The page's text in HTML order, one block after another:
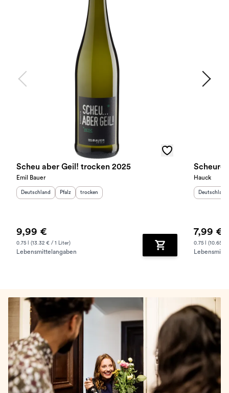
Scheu aber Geil! trocken 2025
Emil Bauer
Herkunftsland
Deutschland Herkunftsregion
Pfalz Geschmack
trocken
9,99 €
0.75 l (13.32 € / 1 Liter)
Lebensmittelangaben Zum Warenkorb
Hauck
Deutschland
7,99 €
0.75 l (10.65 €